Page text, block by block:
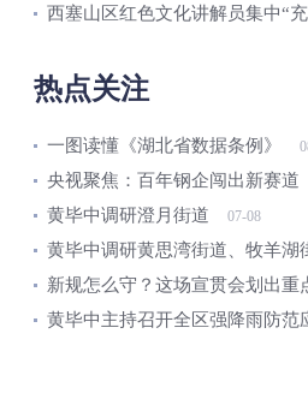
西塞山区红色文化讲解员集中“
热点关注
一图读懂《湖北省数据条例》
央视聚焦：百年钢企闯出新赛道
黄毕中调研澄月街道 07-08
黄毕中调研黄思湾街道、牧羊湖
新规怎么守？这场宣贯会划出重
黄毕中主持召开全区强降雨防范